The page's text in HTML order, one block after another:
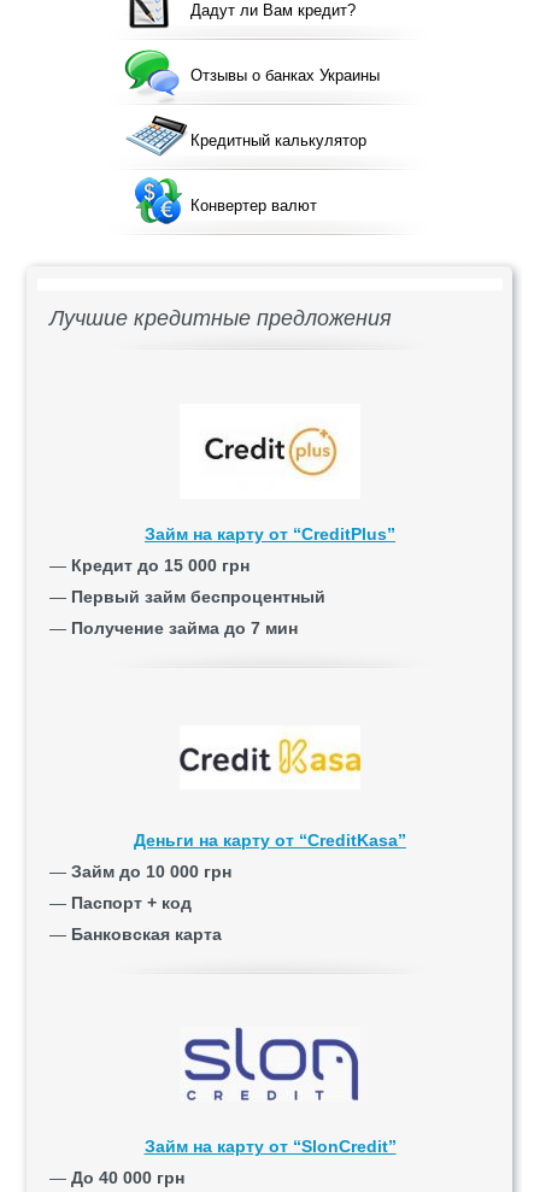
Дадут ли Вам кредит?
Отзывы о банках Украины
Кредитный калькулятор
Конвертер валют
Лучшие кредитные предложения
Займ на карту от “CreditPlus”
— Кредит до 15 000 грн
— Первый займ беспроцентный
— Получение займа до 7 мин
Деньги на карту от “CreditKasa”
— Займ до 10 000 грн
— Паспорт + код
— Банковская карта
Займ на карту от “SlonCredit”
— До 40 000 грн